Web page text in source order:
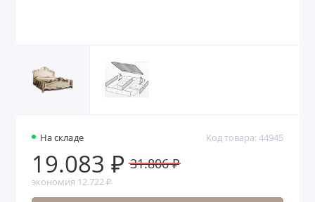
На складе Код товара: 44945
19.083 ₽ 31.806 ₽
экономия 12.722 ₽